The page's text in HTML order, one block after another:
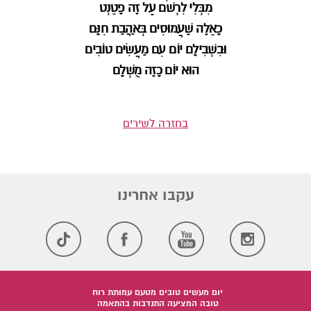
מִבְּלִי לִרְשֹׁם עַל זֶה פָּטֵנְט
כָּאֵלֶּה שֶׁעֲמוּסִים בְּאַהֲבַת חִנָּם
וּבִשְׁבִילָם יוֹם עִם מַעֲשִׂים טוֹבִים
הוּא יוֹם כָּזֶה מֻשְׁלָם
בחזרה לשירים
יום מעשים טובים מטעם עמותת רוח
טובה המציעה התנדבות בהתאמה